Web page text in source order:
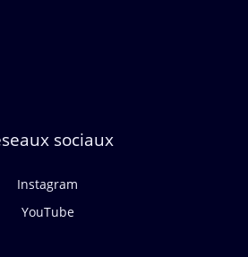
sociaux
Instagram
YouTube